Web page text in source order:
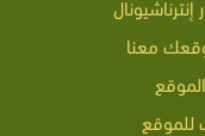
إنترناشيونال
معنا